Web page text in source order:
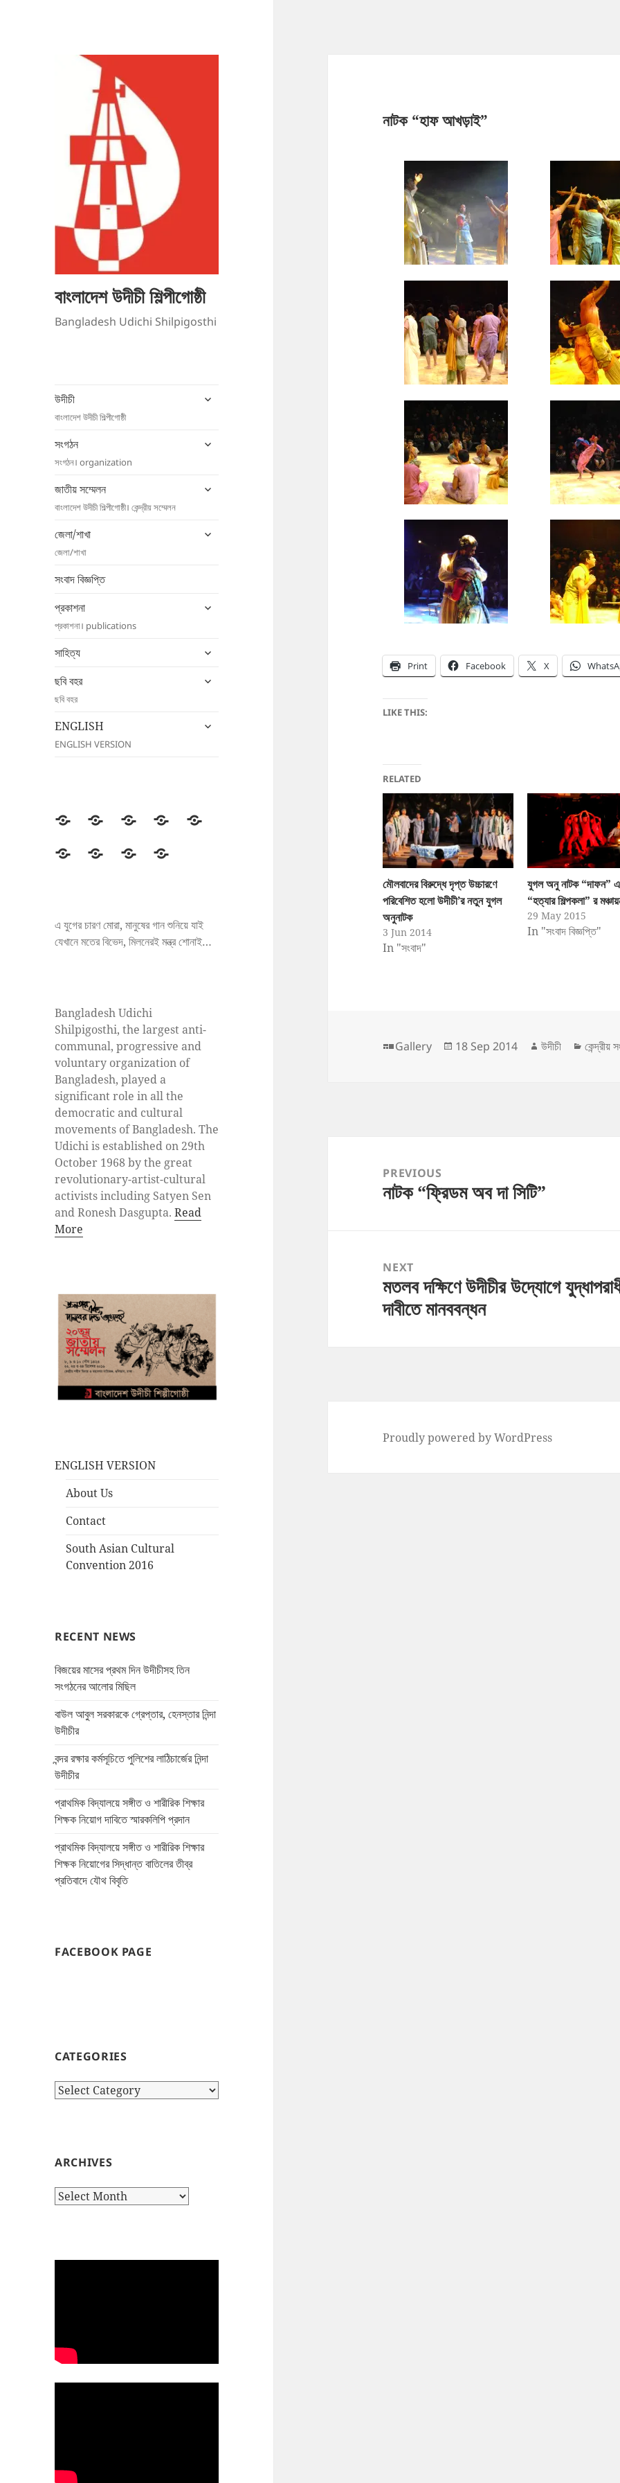
বাংলাদেশ উদীচী শিল্পীগোষ্ঠী
Bangladesh Udichi Shilpigosthi
উদীচী
বাংলাদেশ উদীচী শিল্পীগোষ্ঠী
expand
সংগঠন
সংগঠন। organization
expand
জাতীয় সম্মেলন
বাংলাদেশ উদীচী শিল্পীগোষ্ঠী। কেন্দ্রীয় সম্মেলন
expand
জেলা/শাখা
জেলা/শাখা
expand
সংবাদ বিজ্ঞপ্তি
প্রকাশনা
প্রকাশনা। publications
expand
সাহিত্য
expand
menu
ছবি বহর
ছবি বহর
expand
ENGLISH
ENGLISH VERSION
expand
উদীচী সংগঠন
জাতীয়
জেলা/
সংবাদ
প্রকাশনাসাহিত্য
ছবি
ENGLISH
এ যুগের চারণ মোরা, মানুষের গান শুনিয়ে যাই
যেখানে মতের বিভেদ, মিলনেরই মন্ত্র শোনাই…
Bangladesh Udichi
Shilpigosthi, the largest anti-
communal, progressive and
voluntary organization of
Bangladesh, played a
significant role in all the
democratic and cultural
movements of Bangladesh. The
Udichi is established on 29th
October 1968 by the great
revolutionary-artist-cultural
activists including Satyen Sen
and Ronesh Dasgupta.Read
More
ENGLISH VERSION
About Us
Contact
South Asian Cultural
Convention 2016
RECENT NEWS
বিজয়ের মাসের প্রথম দিন উদীচীসহ তিন
সংগঠনের আলোর মিছিল
বাউল আবুল সরকারকে গ্রেপ্তার, হেনস্তার নিন্দা
উদীচীর
বন্দর রক্ষার কর্মসূচিতে পুলিশের লাঠিচার্জের নিন্দা
উদীচীর
প্রাথমিক বিদ্যালয়ে সঙ্গীত ও শারীরিক শিক্ষার
শিক্ষক নিয়োগ দাবিতে স্মারকলিপি প্রদান
প্রাথমিক বিদ্যালয়ে সঙ্গীত ও শারীরিক শিক্ষার
শিক্ষক নিয়োগের সিদ্ধান্ত বাতিলের তীব্র
প্রতিবাদে যৌথ বিবৃতি
FACEBOOK PAGE
CATEGORIES
Categories
ARCHIVES
Archives
নাটক “হাফ আখড়াই”
Print Facebook X
LIKE THIS:
RELATED
মৌলবাদের বিরুদ্ধে দৃপ্ত উচ্চারণে
পরিবেশিত হলো উদীচী’র নতুন যুগল
অনুনাটক
3 Jun 2014
In "সংবাদ"
যুগল অনু নাটক “দাফন”
“হত্যার শিল্পকলা” র
29 May 2015
In "সংবাদ বিজ্ঞপ্তি"
Format
Gallery
Posted
18 Sep 2014 Author
উদীচী কেন্দ্রীয়
navigationPREVIOUS
Previous
নাটক “ফ্রিডম অব দা সিটি”
NEXT
Next
post:
মতলব দক্ষিণে উদীচীর উদ্যোগে
দাবীতে মানববন্ধন
Proudly powered by WordPress